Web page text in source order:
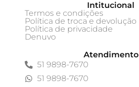
Intitucional
Termos e condições
Política de troca e devolução
Política de privacidade
Denuvo
Atendimento
51 9898-7670
51 9898-7670